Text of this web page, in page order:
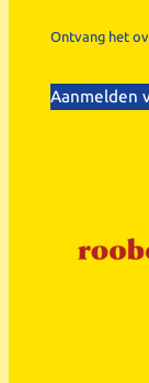
Ontvang het
Aanmelden